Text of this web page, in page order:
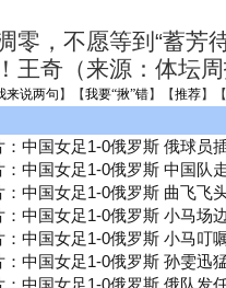
，不愿等到“蓄芳
王奇（来源：体坛
来说两句 】【我要“揪”错】【推荐】
：中国女足1-0俄罗斯 俄球员
：中国女足1-0俄罗斯 中国队
：中国女足1-0俄罗斯 曲飞飞
：中国女足1-0俄罗斯 小马场
：中国女足1-0俄罗斯 小马叮
：中国女足1-0俄罗斯 孙雯迅
：中国女足1-0俄罗斯 俄队发